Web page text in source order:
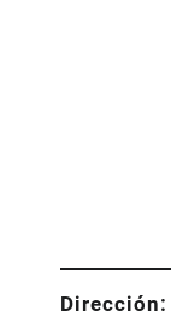
Dirección: